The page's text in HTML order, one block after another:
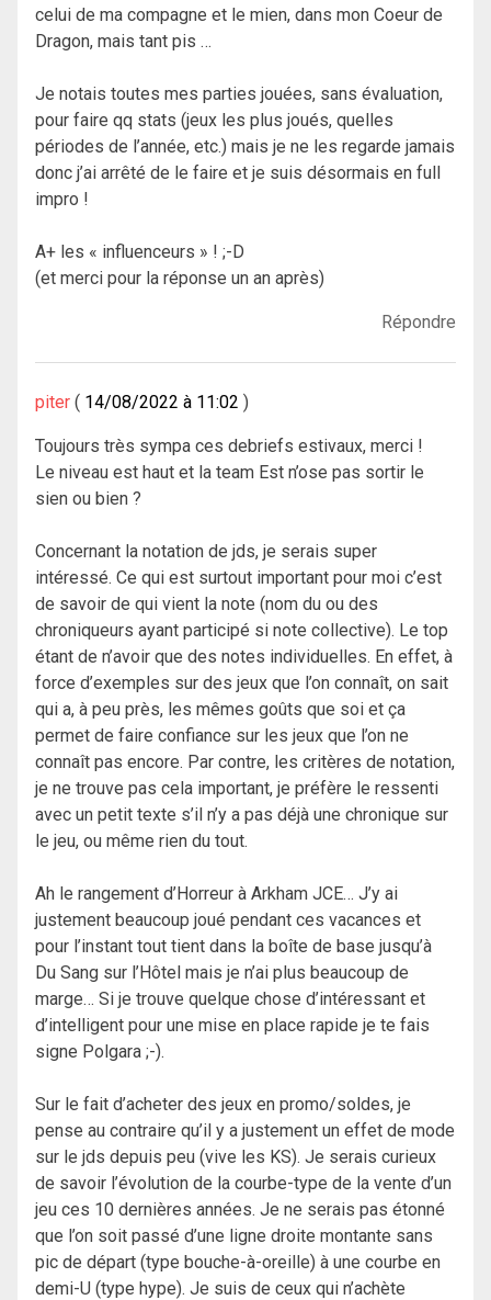
celui de ma compagne et le mien, dans mon Coeur de
Dragon, mais tant pis …
Je notais toutes mes parties jouées, sans évaluation,
pour faire qq stats (jeux les plus joués, quelles
périodes de l’année, etc.) mais je ne les regarde jamais
donc j’ai arrêté de le faire et je suis désormais en full
impro !
A+ les « influenceurs » ! ;-D
(et merci pour la réponse un an après)
Répondre
piter 14/08/2022 à 11:02
Toujours très sympa ces debriefs estivaux, merci !
Le niveau est haut et la team Est n’ose pas sortir le
sien ou bien ?
Concernant la notation de jds, je serais super
intéressé. Ce qui est surtout important pour moi c’est
de savoir de qui vient la note (nom du ou des
chroniqueurs ayant participé si note collective). Le top
étant de n’avoir que des notes individuelles. En effet, à
force d’exemples sur des jeux que l’on connaît, on sait
qui a, à peu près, les mêmes goûts que soi et ça
permet de faire confiance sur les jeux que l’on ne
connaît pas encore. Par contre, les critères de notation,
je ne trouve pas cela important, je préfère le ressenti
avec un petit texte s’il n’y a pas déjà une chronique sur
le jeu, ou même rien du tout.
Ah le rangement d’Horreur à Arkham JCE… J’y ai
justement beaucoup joué pendant ces vacances et
pour l’instant tout tient dans la boîte de base jusqu’à
Du Sang sur l’Hôtel mais je n’ai plus beaucoup de
marge… Si je trouve quelque chose d’intéressant et
d’intelligent pour une mise en place rapide je te fais
signe Polgara ;-).
Sur le fait d’acheter des jeux en promo/soldes, je
pense au contraire qu’il y a justement un effet de mode
sur le jds depuis peu (vive les KS). Je serais curieux
de savoir l’évolution de la courbe-type de la vente d’un
jeu ces 10 dernières années. Je ne serais pas étonné
que l’on soit passé d’une ligne droite montante sans
pic de départ (type bouche-à-oreille) à une courbe en
demi-U (type hype). Je suis de ceux qui n’achète